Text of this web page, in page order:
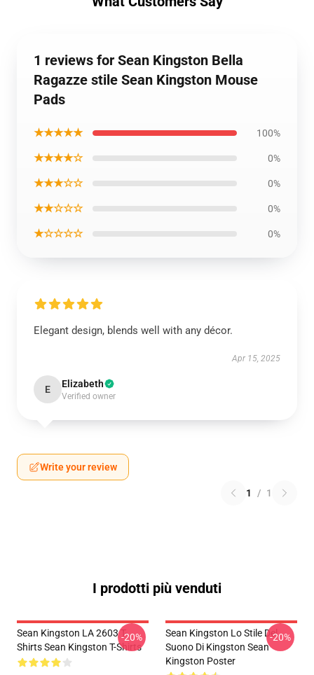
1 reviews for Sean Kingston Bella
Ragazze stile Sean Kingston Mouse
Pads
★★★★★ 100%
★★★★☆ 0%
★★★☆☆ 0%
★★☆☆☆ 0%
★☆☆☆☆ 0%
Elegant design, blends well with any décor.
Apr 15, 2025
E Elizabeth
Verified owner
Write your review
1 / 1
I prodotti più venduti
Sean Kingston LA 2603 T-
Shirts Sean Kingston T-Shirts
-20%
Sean Kingston Lo Stile Del
Suono Di Kingston Sean
Kingston Poster
-20%